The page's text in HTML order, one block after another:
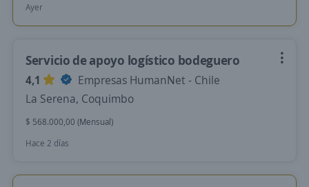
Ayer
Servicio de apoyo logístico bodeguero
4,1
Empresas HumanNet - Chile
La Serena, Coquimbo
$ 568.000,00 (Mensual)
Hace 2 días